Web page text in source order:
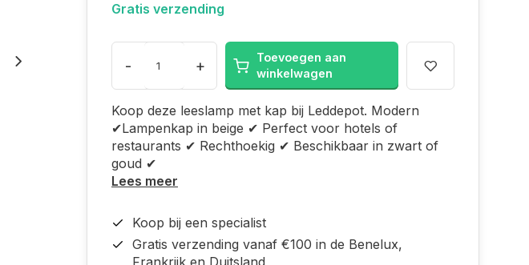
Gratis verzending
- +
Toevoegen aan
winkelwagen
Koop deze leeslamp met kap bij Leddepot. Modern
✔Lampenkap in beige ✔ Perfect voor hotels of
restaurants ✔ Rechthoekig ✔ Beschikbaar in zwart of
goud ✔
Lees meer
Koop bij een specialist
Gratis verzending vanaf €100 in de Benelux,
Frankrijk en Duitsland